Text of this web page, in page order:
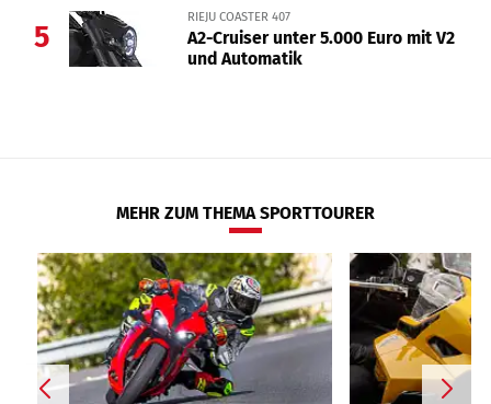
5
RIEJU COASTER 407
A2-Cruiser unter 5.000 Euro mit V2
und Automatik
MEHR ZUM THEMA SPORTTOURER